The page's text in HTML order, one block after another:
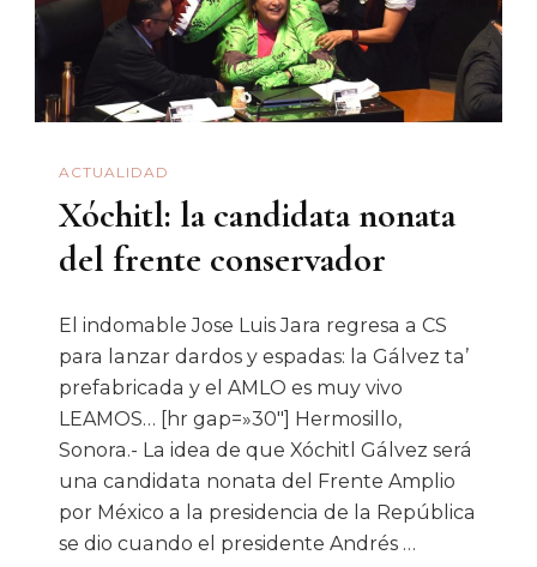
ACTUALIDAD
Xóchitl: la candidata nonata
del frente conservador
El indomable Jose Luis Jara regresa a CS
para lanzar dardos y espadas: la Gálvez ta’
prefabricada y el AMLO es muy vivo
LEAMOS… [hr gap=»30″] Hermosillo,
Sonora.- La idea de que Xóchitl Gálvez será
una candidata nonata del Frente Amplio
por México a la presidencia de la República
se dio cuando el presidente Andrés …